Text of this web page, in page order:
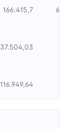
166.415,7
37.504,03
116.949,64